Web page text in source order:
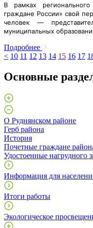
В рамках
граждане России» свой
человек —
муниципальных
Подробнее
< 10 11 12 13 14 15 16 17
Основные
О Руднянском районе
Герб района
История
Почетные граждане
Удостоенные нагрудного
Информация для
Итоги работы
Экологическое